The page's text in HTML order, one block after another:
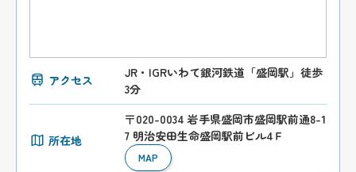
アクセス
JR・IGRいわて銀河鉄道「盛岡駅」徒歩
3分
所在地
〒020-0034 岩手県盛岡市盛岡駅前通8-1
7 明治安田生命盛岡駅前ビル4Ｆ
MAP